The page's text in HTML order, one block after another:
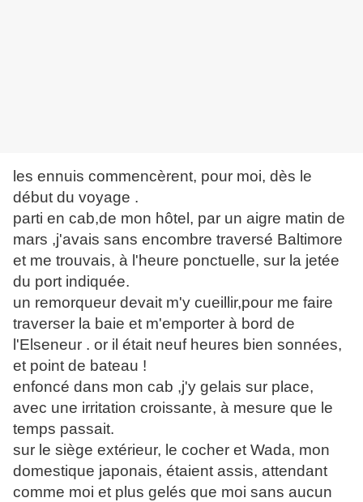
les ennuis commencèrent, pour moi, dès le
début du voyage .
parti en cab,de mon hôtel, par un aigre matin de
mars ,j'avais sans encombre traversé Baltimore
et me trouvais, à l'heure ponctuelle, sur la jetée
du port indiquée.
un remorqueur devait m'y cueillir,pour me faire
traverser la baie et m'emporter à bord de
l'Elseneur . or il était neuf heures bien sonnées,
et point de bateau !
enfoncé dans mon cab ,j'y gelais sur place,
avec une irritation croissante, à mesure que le
temps passait.
sur le siège extérieur, le cocher et Wada, mon
domestique japonais, étaient assis, attendant
comme moi et plus gelés que moi sans aucun